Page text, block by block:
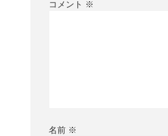
コメント ※
名前 ※